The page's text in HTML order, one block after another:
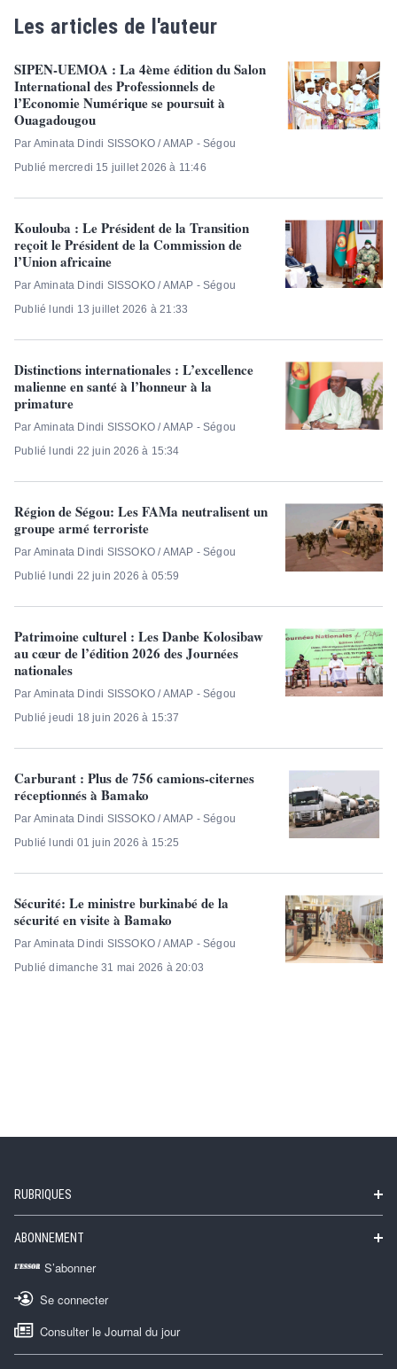
Les articles de l'auteur
SIPEN-UEMOA : La 4ème édition du Salon
International des Professionnels de
l’Economie Numérique se poursuit à
Ouagadougou
Par Aminata Dindi SISSOKO / AMAP - Ségou
Publié mercredi 15 juillet 2026 à 11:46
Koulouba : Le Président de la Transition
reçoit le Président de la Commission de
l’Union africaine
Par Aminata Dindi SISSOKO / AMAP - Ségou
Publié lundi 13 juillet 2026 à 21:33
Distinctions internationales : L’excellence
malienne en santé à l’honneur à la
primature
Par Aminata Dindi SISSOKO / AMAP - Ségou
Publié lundi 22 juin 2026 à 15:34
Région de Ségou: Les FAMa neutralisent un
groupe armé terroriste
Par Aminata Dindi SISSOKO / AMAP - Ségou
Publié lundi 22 juin 2026 à 05:59
Patrimoine culturel : Les Danbe Kolosibaw
au cœur de l’édition 2026 des Journées
nationales
Par Aminata Dindi SISSOKO / AMAP - Ségou
Publié jeudi 18 juin 2026 à 15:37
Carburant : Plus de 756 camions-citernes
réceptionnés à Bamako
Par Aminata Dindi SISSOKO / AMAP - Ségou
Publié lundi 01 juin 2026 à 15:25
Sécurité: Le ministre burkinabé de la
sécurité en visite à Bamako
Par Aminata Dindi SISSOKO / AMAP - Ségou
Publié dimanche 31 mai 2026 à 20:03
RUBRIQUES
ABONNEMENT
S’abonner
Se connecter
Consulter le Journal du jour